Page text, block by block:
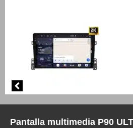
Pantalla multimedia P90